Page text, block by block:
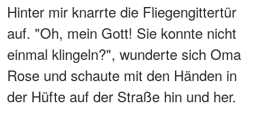
Hinter mir knarrte die Fliegengittertür
auf. "Oh, mein Gott! Sie konnte nicht
einmal klingeln?", wunderte sich Oma
Rose und schaute mit den Händen in
der Hüfte auf der Straße hin und her.